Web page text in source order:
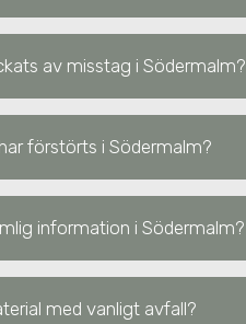
av misstag i Södermalm?
förstörts i Södermalm?
information i Södermalm?
med vanligt avfall?